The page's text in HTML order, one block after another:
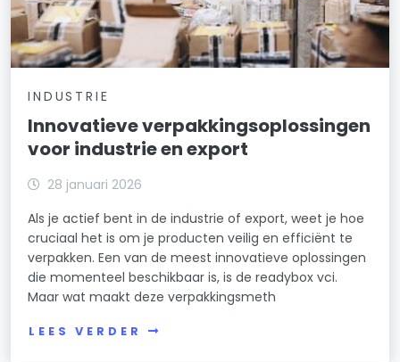
INDUSTRIE
Innovatieve verpakkingsoplossingen
voor industrie en export
28 januari 2026
Als je actief bent in de industrie of export, weet je hoe
cruciaal het is om je producten veilig en efficiënt te
verpakken. Een van de meest innovatieve oplossingen
die momenteel beschikbaar is, is de readybox vci.
Maar wat maakt deze verpakkingsmeth
LEES VERDER